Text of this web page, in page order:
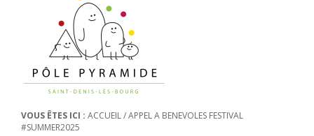
VOUS ÊTES ICI : ACCUEIL/APPEL A BENEVOLES FESTIVAL
#SUMMER2025